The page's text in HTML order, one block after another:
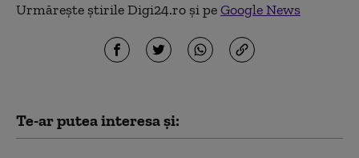
Urmărește știrile Digi24.ro și peGoogle News
Te-ar putea interesa și: